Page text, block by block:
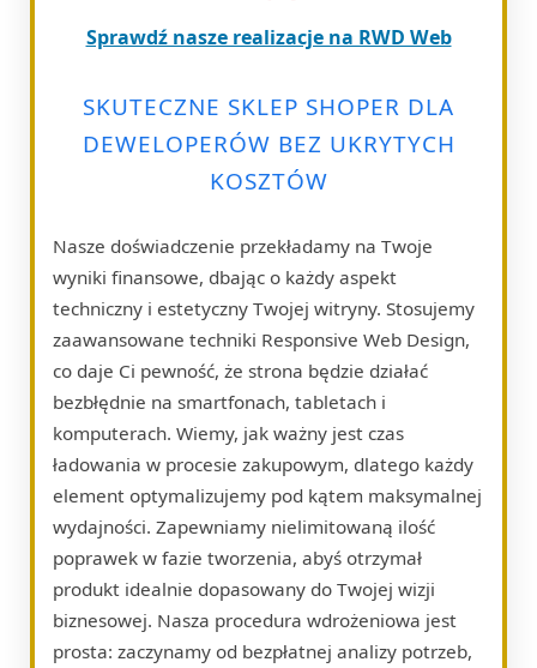
Sprawdź nasze realizacje na RWD Web
SKUTECZNE SKLEP SHOPER DLA
DEWELOPERÓW BEZ UKRYTYCH
KOSZTÓW
Nasze doświadczenie przekładamy na Twoje
wyniki finansowe, dbając o każdy aspekt
techniczny i estetyczny Twojej witryny. Stosujemy
zaawansowane techniki Responsive Web Design,
co daje Ci pewność, że strona będzie działać
bezbłędnie na smartfonach, tabletach i
komputerach. Wiemy, jak ważny jest czas
ładowania w procesie zakupowym, dlatego każdy
element optymalizujemy pod kątem maksymalnej
wydajności. Zapewniamy nielimitowaną ilość
poprawek w fazie tworzenia, abyś otrzymał
produkt idealnie dopasowany do Twojej wizji
biznesowej. Nasza procedura wdrożeniowa jest
prosta: zaczynamy od bezpłatnej analizy potrzeb,